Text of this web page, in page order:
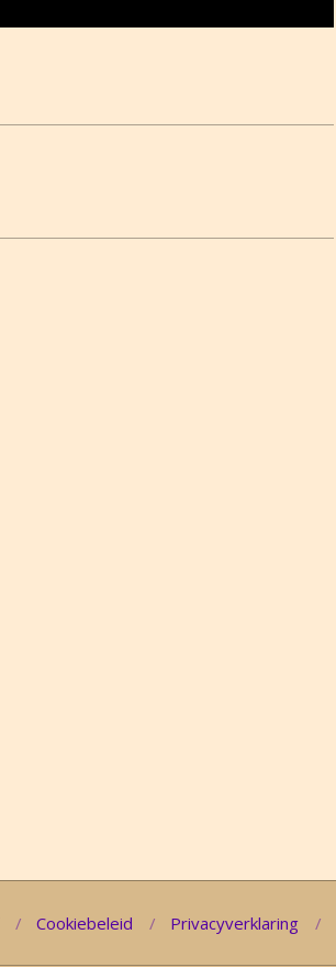
Cookiebeleid Privacyverklaring